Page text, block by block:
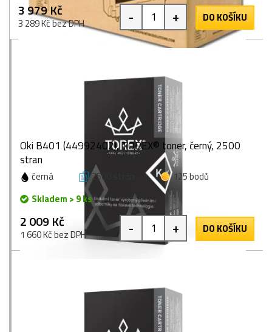
3 979 Kč
3 289 Kč bez DPH - + DO KOŠÍKU
Oki B401 (44992402), TOREX® toner, černý, 2500
stran
černá 2500 stran
125 bodů
Skladem > 9 ks
2 009 Kč
1 660 Kč bez DPH - + DO KOŠÍKU